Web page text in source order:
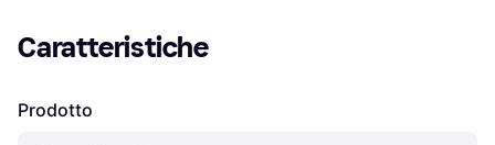
Caratteristiche
Prodotto